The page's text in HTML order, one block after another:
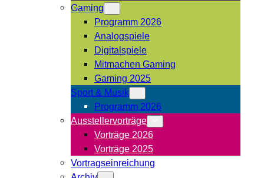
Gaming
Programm 2026
Analogspiele
Digitalspiele
Mitmachen Gaming
Gaming 2025
Sport & Musik
Programm 2026
Ausstellervorträge
Vorträge 2026
Vorträge 2025
Vortragseinreichung